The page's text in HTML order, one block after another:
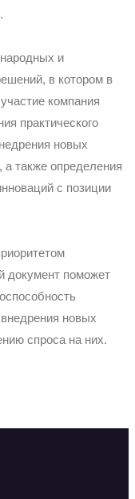
и
в котором в
компания
практического
новых
а также определения
с позиции
документ поможет
новых
спроса на них.